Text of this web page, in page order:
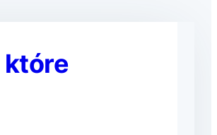
które